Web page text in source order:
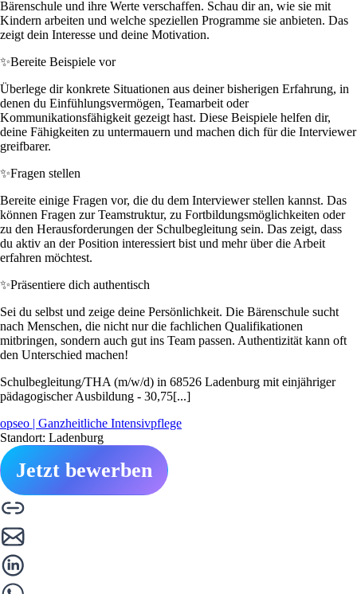
Bärenschule und ihre Werte verschaffen. Schau dir an, wie sie mit
Kindern arbeiten und welche speziellen Programme sie anbieten. Das
zeigt dein Interesse und deine Motivation.
✨Bereite Beispiele vor
Überlege dir konkrete Situationen aus deiner bisherigen Erfahrung, in
denen du Einfühlungsvermögen, Teamarbeit oder
Kommunikationsfähigkeit gezeigt hast. Diese Beispiele helfen dir,
deine Fähigkeiten zu untermauern und machen dich für die Interviewer
greifbarer.
✨Fragen stellen
Bereite einige Fragen vor, die du dem Interviewer stellen kannst. Das
können Fragen zur Teamstruktur, zu Fortbildungsmöglichkeiten oder
zu den Herausforderungen der Schulbegleitung sein. Das zeigt, dass
du aktiv an der Position interessiert bist und mehr über die Arbeit
erfahren möchtest.
✨Präsentiere dich authentisch
Sei du selbst und zeige deine Persönlichkeit. Die Bärenschule sucht
nach Menschen, die nicht nur die fachlichen Qualifikationen
mitbringen, sondern auch gut ins Team passen. Authentizität kann oft
den Unterschied machen!
Schulbegleitung/THA (m/w/d) in 68526 Ladenburg mit einjähriger
pädagogischer Ausbildung - 30,75[...]
opseo | Ganzheitliche Intensivpflege
Standort: Ladenburg
Jetzt bewerben